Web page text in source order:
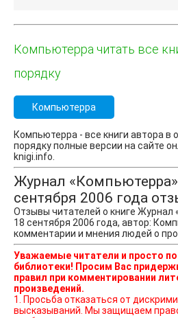
Компьютерра читать все
порядку
Компьютерра
Компьютерра - все книги автора в
порядку полные версии на сайте
knigi.info.
Журнал
сентября 2006 года
Отзывы читателей о книге
18 сентября 2006 года, автор:
комментарии и мнения людей о
Уважаемые читатели и просто
библиотеки! Просим Вас
правил при комментировании
произведений.
1. Просьба отказаться от
высказываний. Мы защищаем право наших читателей